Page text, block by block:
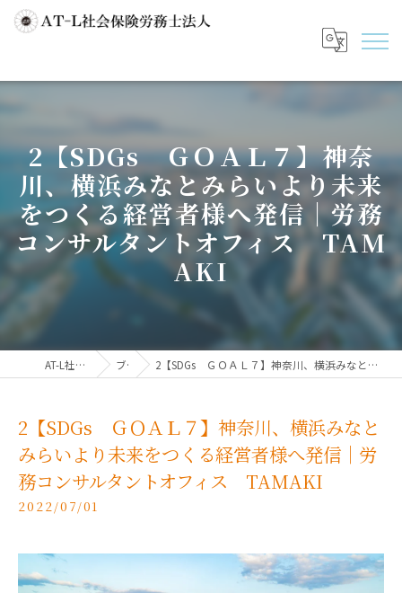
2【SDGs ＧＯＡＬ７】神奈
川、横浜みなとみらいより未来
をつくる経営者様へ発信｜労務
コンサルタントオフィス TAM
AKI
AT-L社会保険労務士法人 ブログ 2【SDGs ＧＯＡＬ７】神奈川、横浜みなとみらいより未来をつくる経営者様へ発信｜労務コンサルタントオフィス TAMAKI
2【SDGs ＧＯＡＬ７】神奈川、横浜みなと
みらいより未来をつくる経営者様へ発信｜労
務コンサルタントオフィス TAMAKI
2022/07/01